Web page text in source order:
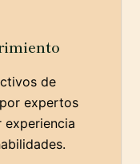
de
expertos
experiencia